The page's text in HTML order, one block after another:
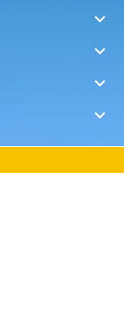



